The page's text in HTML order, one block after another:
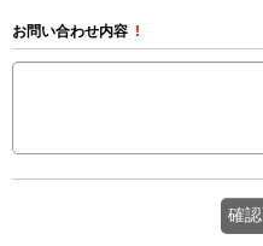
お問い合わせ内容 !